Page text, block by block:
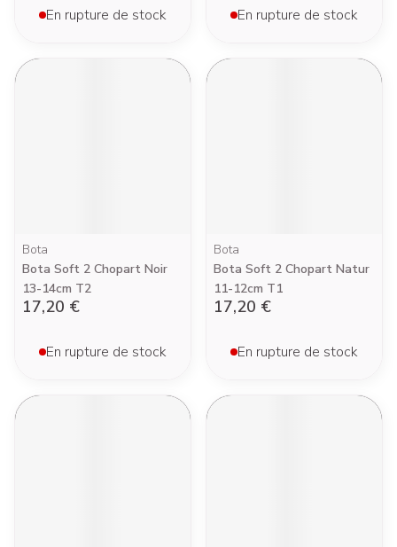
En rupture de stock En rupture de stock
Bota
Bota Soft 2 Chopart Noir
13-14cm T2
17,20 €
En rupture de stock
Bota
Bota Soft 2 Chopart Natur
11-12cm T1
17,20 €
En rupture de stock